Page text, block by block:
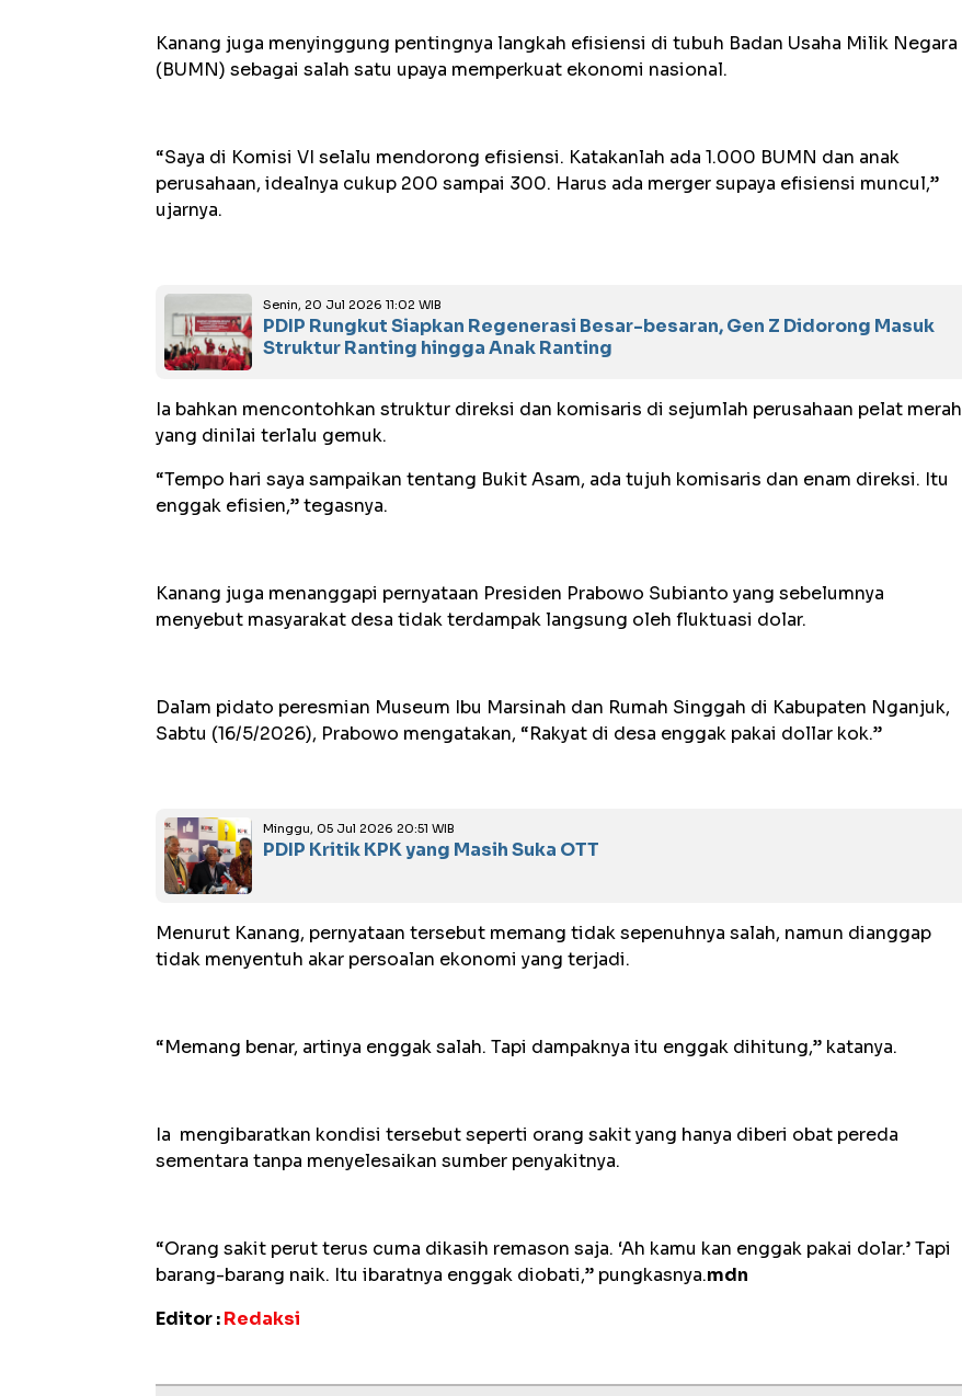
‎Kanang juga menyinggung pentingnya langkah efisiensi di tubuh Badan Usaha Milik Negara
(BUMN) sebagai salah satu upaya memperkuat ekonomi nasional.
‎“Saya di Komisi VI selalu mendorong efisiensi. Katakanlah ada 1.000 BUMN dan anak
perusahaan, idealnya cukup 200 sampai 300. Harus ada merger supaya efisiensi muncul,”
ujarnya.
Senin, 20 Jul 2026 11:02 WIB
PDIP Rungkut Siapkan Regenerasi Besar-besaran, Gen Z Didorong Masuk
Struktur Ranting hingga Anak Ranting
‎Ia bahkan mencontohkan struktur direksi dan komisaris di sejumlah perusahaan pelat merah
yang dinilai terlalu gemuk.
‎“Tempo hari saya sampaikan tentang Bukit Asam, ada tujuh komisaris dan enam direksi. Itu
enggak efisien,” tegasnya.
‎Kanang juga menanggapi pernyataan Presiden Prabowo Subianto yang sebelumnya
menyebut masyarakat desa tidak terdampak langsung oleh fluktuasi dolar.
‎Dalam pidato peresmian Museum Ibu Marsinah dan Rumah Singgah di Kabupaten Nganjuk,
Sabtu (16/5/2026), Prabowo mengatakan, “Rakyat di desa enggak pakai dollar kok.”
Minggu, 05 Jul 2026 20:51 WIB
PDIP Kritik KPK yang Masih Suka OTT
‎Menurut Kanang, pernyataan tersebut memang tidak sepenuhnya salah, namun dianggap
tidak menyentuh akar persoalan ekonomi yang terjadi.
‎“Memang benar, artinya enggak salah. Tapi dampaknya itu enggak dihitung,” katanya.
‎Ia mengibaratkan kondisi tersebut seperti orang sakit yang hanya diberi obat pereda
sementara tanpa menyelesaikan sumber penyakitnya.
‎“Orang sakit perut terus cuma dikasih remason saja. ‘Ah kamu kan enggak pakai dolar.’ Tapi
barang-barang naik. Itu ibaratnya enggak diobati,” pungkasnya.mdn
Editor :Redaksi